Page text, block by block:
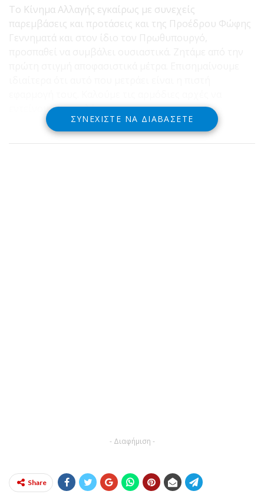
Το Κίνημα Αλλαγής εγκαίρως με συνεχείς
παρεμβάσεις και προτάσεις και της Προέδρου Φώφης
Γεννηματά και στον ίδιο τον Πρωθυπουργό,
εντείνουν τους ελέγχους.
ΣΥΝΕΧΊΣΤΕ ΝΑ ΔΙΑΒΆΣΕΤΕ
- Διαφήμιση -
Share